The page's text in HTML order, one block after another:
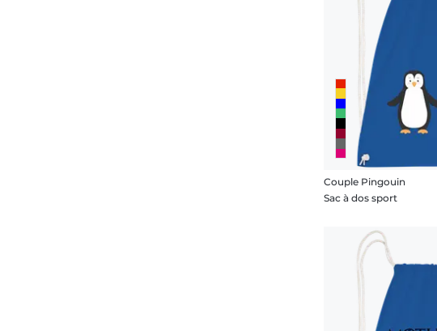
Couple Pingouin
Sac à dos sport